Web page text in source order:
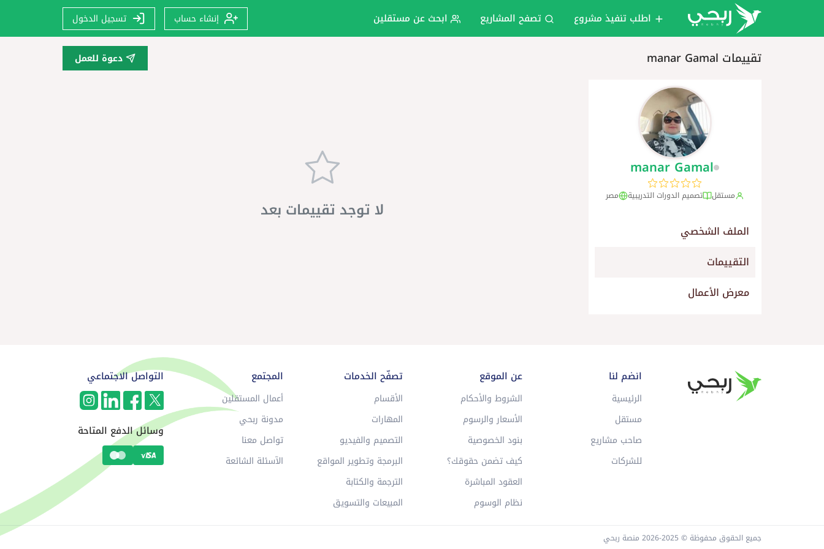
اطلب تنفيذ مشروع تصفح المشاريع ابحث عن مستقلين إنشاء حساب تسجيل الدخول
تقييمات manar Gamal دعوة للعمل
manar Gamal
مستقل تصميم الدورات التدريبية مصر
الملف الشخصي
التقييمات
معرض الأعمال
لا توجد تقييمات بعد
انضم لنا
الرئيسية
مستقل
صاحب مشاريع
للشركات
عن الموقع
الشروط والأحكام
الأسعار والرسوم
بنود الخصوصية
كيف تضمن حقوقك؟
العقود المباشرة
نظام الوسوم
تصفّح الخدمات
الأقسام
المهارات
التصميم والفيديو
البرمجة وتطوير المواقع
الترجمة والكتابة
المبيعات والتسويق
المجتمع
أعمال المستقلين
مدونة ربحي
تواصل معنا
الآسئلة الشائعة
التواصل الاجتماعي
وسائل الدفع المتاحة
جميع الحقوق محفوظة © 2025-2026 منصة ربحي